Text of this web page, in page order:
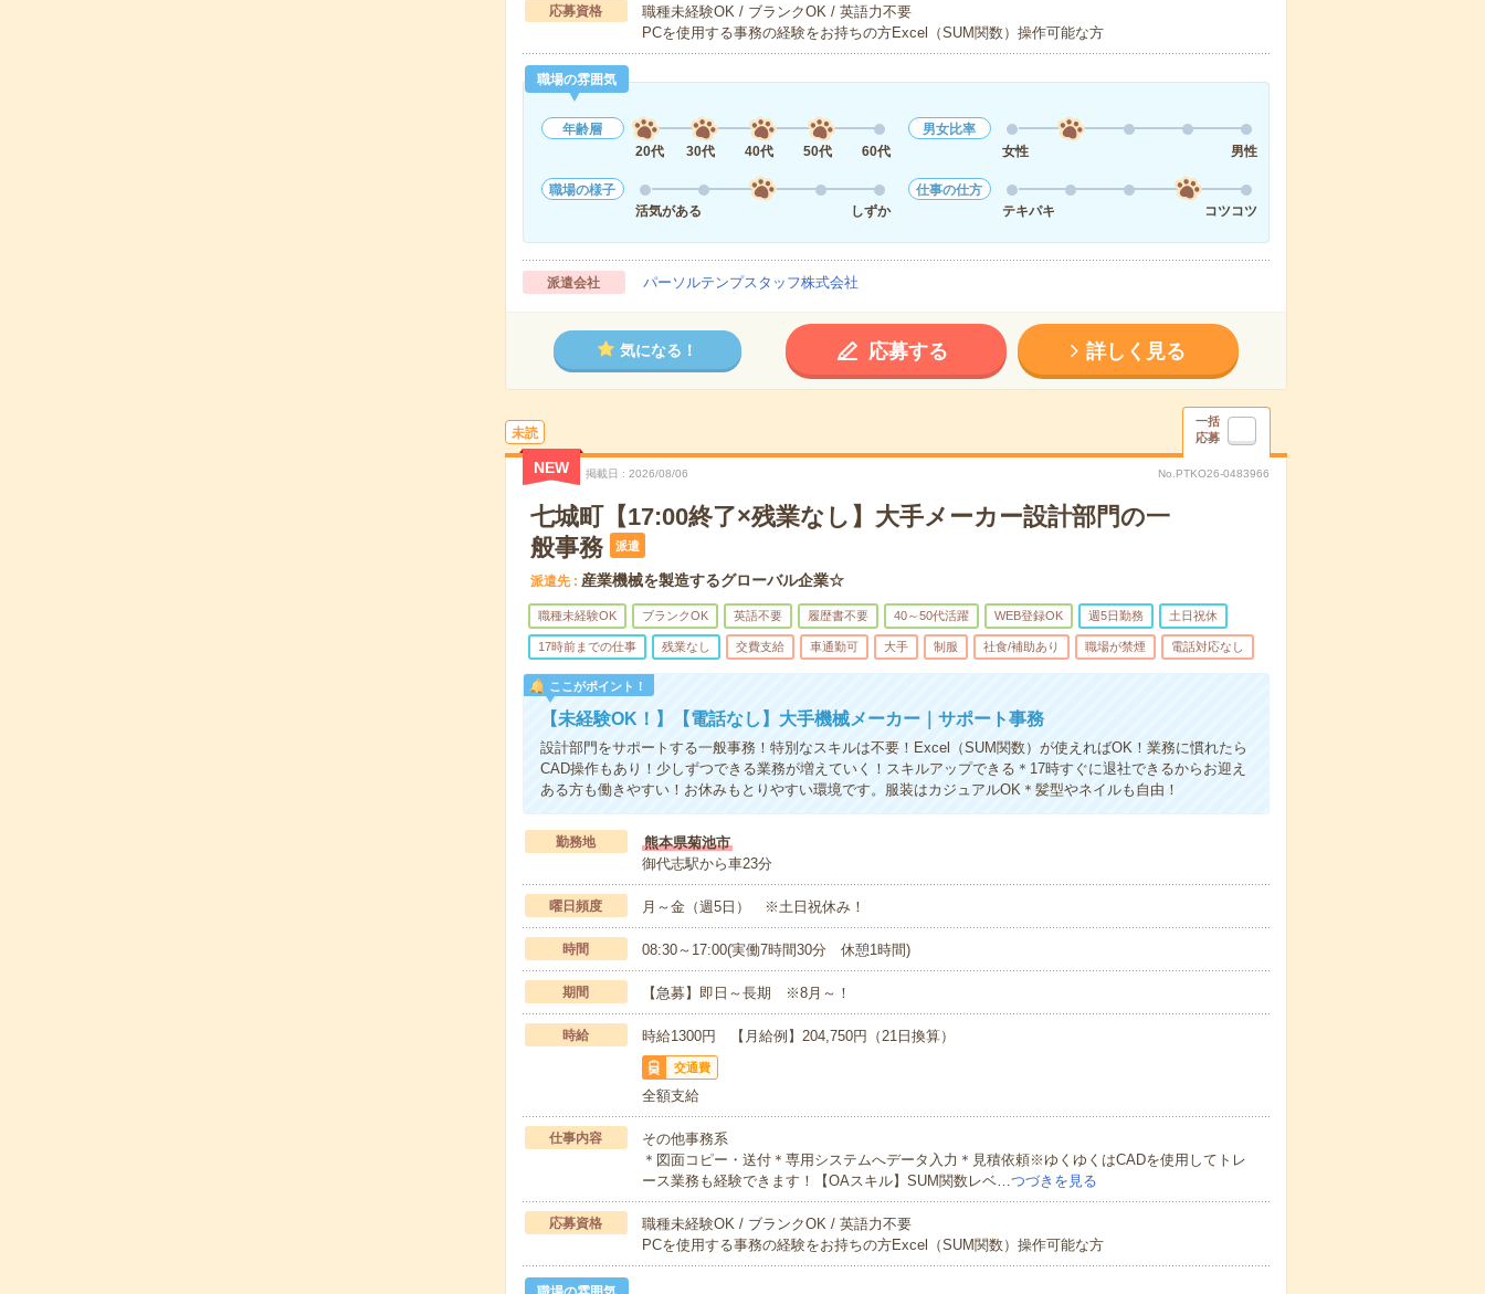
応募資格
職種未経験OK / ブランクOK / 英語力不要
PCを使用する事務の経験をお持ちの方Excel（SUM関数）操作可能な方
職場の雰囲気
年齢層
20代
30代 40代 50代 60代
男女比率
女性
男性
職場の様子
活気がある
しずか
仕事の仕方
テキパキ
コツコツ
派遣会社 パーソルテンプスタッフ株式会社
気になる！ 応募する 詳しく見る
未読
一括
応募
NEW 掲載日 2026/08/06 No.PTKO26-0483966
七城町【17:00終了×残業なし】大手メーカー設計部門の一
般事務
派遣
派遣先 産業機械を製造するグローバル企業☆
職種未経験OK ブランクOK 英語不要 履歴書不要 40～50代活躍 WEB登録OK 週5日勤務 土日祝休
17時前までの仕事 残業なし 交費支給 車通勤可 大手 制服 社食/補助あり 職場が禁煙 電話対応なし
ここがポイント！
【未経験OK！】【電話なし】大手機械メーカー｜サポート事務
設計部門をサポートする一般事務！特別なスキルは不要！Excel（SUM関数）が使えればOK！業務に慣れたら
CAD操作もあり！少しずつできる業務が増えていく！スキルアップできる＊17時すぐに退社できるからお迎え
ある方も働きやすい！お休みもとりやすい環境です。服装はカジュアルOK＊髪型やネイルも自由！
勤務地
熊本県菊池市
御代志駅から車23分
曜日頻度 月～金（週5日） ※土日祝休み！
時間 08:30～17:00(実働7時間30分 休憩1時間)
期間 【急募】即日～長期 ※8月～！
時給 時給1300円 【月給例】204,750円（21日換算）
交通費
全額支給
仕事内容
その他事務系
＊図面コピー・送付＊専用システムへデータ入力＊見積依頼※ゆくゆくはCADを使用してトレ
ース業務も経験できます！【OAスキル】SUM関数レベ…つづきを見る
応募資格
職種未経験OK / ブランクOK / 英語力不要
PCを使用する事務の経験をお持ちの方Excel（SUM関数）操作可能な方